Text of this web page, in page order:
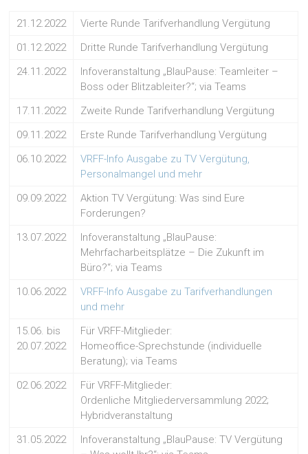
21.12.2022
Vierte Runde Tarifverhandlung Vergütung
01.12.2022
Dritte Runde Tarifverhandlung Vergütung
24.11.2022
Infoveranstaltung „BlauPause: Teamleiter –
Boss oder Blitzableiter?“; via Teams
17.11.2022
Zweite Runde Tarifverhandlung Vergütung
09.11.2022
Erste Runde Tarifverhandlung Vergütung
06.10.2022
VRFF-Info Ausgabe zu TV Vergütung,
Personalmangel und mehr
09.09.2022
Aktion TV Vergütung: Was sind Eure
Forderungen?
13.07.2022
Infoveranstaltung „BlauPause:
Mehrfacharbeitsplätze – Die Zukunft im
Büro?“; via Teams
10.06.2022
VRFF-Info Ausgabe zu Tarifverhandlungen
und mehr
15.06. bis
20.07.2022
Für VRFF-Mitglieder:
Homeoffice-Sprechstunde (individuelle
Beratung); via Teams
02.06.2022
Für VRFF-Mitglieder:
Ordenliche Mitgliederversammlung 2022;
Hybridveranstaltung
31.05.2022
Infoveranstaltung „BlauPause: TV Vergütung